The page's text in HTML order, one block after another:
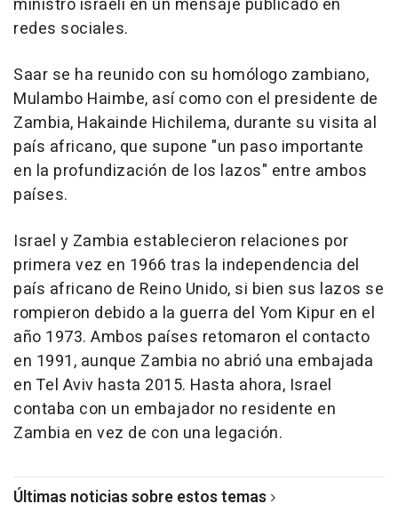
ministro israelí en un mensaje publicado en
redes sociales.
Saar se ha reunido con su homólogo zambiano,
Mulambo Haimbe, así como con el presidente de
Zambia, Hakainde Hichilema, durante su visita al
país africano, que supone "un paso importante
en la profundización de los lazos" entre ambos
países.
Israel y Zambia establecieron relaciones por
primera vez en 1966 tras la independencia del
país africano de Reino Unido, si bien sus lazos se
rompieron debido a la guerra del Yom Kipur en el
año 1973. Ambos países retomaron el contacto
en 1991, aunque Zambia no abrió una embajada
en Tel Aviv hasta 2015. Hasta ahora, Israel
contaba con un embajador no residente en
Zambia en vez de con una legación.
Últimas noticias sobre estos temas